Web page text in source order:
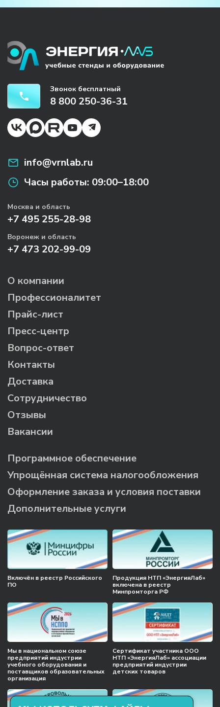
Звонок бесплатный
8 800 250-36-31
info@vrnlab.ru
Часы работы: 09:00–18:00
Москва и область
+7 495 255-28-98
Воронеж и область
+7 473 202-99-09
О компании
Профессионалитет
Прайс-лист
Пресс-центр
Вопрос-ответ
Контакты
Доставка
Сотрудничество
Отзывы
Вакансии
Программное обеспечение
Упрощённая система налогообложения
Оформление заказа и условия поставки
Дополнительные услуги
Включён в реестр Российского
ПО
Продукция НТП «ЭнергияЛаб»
включена в реестр
Минпромторга РФ
Мы в национальном союзе
предприятий индустрии
учебного оборудования и
поставщиков образовательных
организация
Сертификат участника ООО
НТП «ЭнергияЛаб» ассоциации
предприятий индустрии
детских товаров